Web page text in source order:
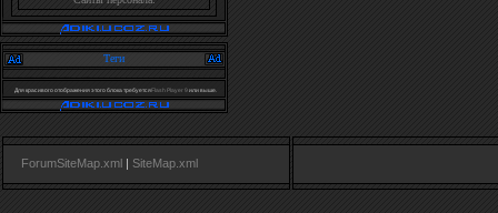
Теги
Для красивого отображения этого блока требуетсяFlash Player 9или выше.
ForumSiteMap.xml | SiteMap.xml